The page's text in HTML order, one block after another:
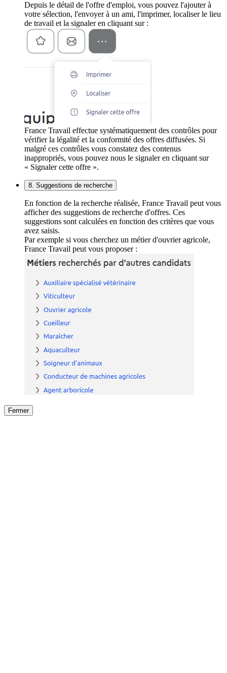
Depuis le détail de l'offre d'emploi, vous pouvez l'ajouter à
votre sélection, l'envoyer à un ami, l'imprimer, localiser le lieu
de travail et la signaler en cliquant sur :
France Travail effectue systématiquement des contrôles pour
vérifier la légalité et la conformité des offres diffusées. Si
malgré ces contrôles vous constatez des contenus
inappropriés, vous pouvez nous le signaler en cliquant sur
« Signaler cette offre ».
8. Suggestions de recherche
En fonction de la recherche réalisée, France Travail peut vous
afficher des suggestions de recherche d'offres. Ces
suggestions sont calculées en fonction des critères que vous
avez saisis.
Par exemple si vous cherchez un métier d'ouvrier agricole,
France Travail peut vous proposer :
Fermer